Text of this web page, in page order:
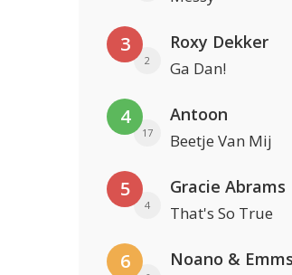
3
2
Roxy Dekker
Ga Dan!
4
17
Antoon
Beetje Van Mij
5
4
Gracie Abrams
That's So True
6 Noano & Emms